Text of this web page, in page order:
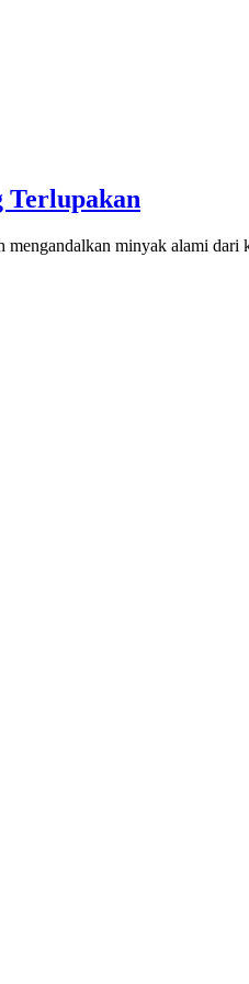
Terlupakan
minyak alami dari